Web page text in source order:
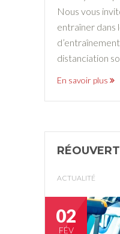
Nous vous
entraîner dans
distanciation
En savoir plus
ACTUALITÉ
02
FÉV